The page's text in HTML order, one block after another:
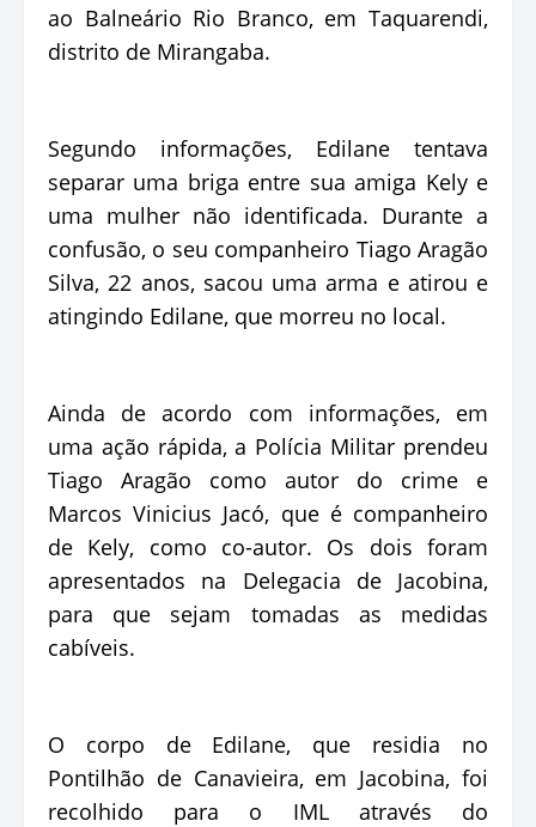
ao Balneário Rio Branco, em Taquarendi,
distrito de Mirangaba.
Segundo informações, Edilane tentava
separar uma briga entre sua amiga Kely e
uma mulher não identificada. Durante a
confusão, o seu companheiro Tiago Aragão
Silva, 22 anos, sacou uma arma e atirou e
atingindo Edilane, que morreu no local.
Ainda de acordo com informações, em
uma ação rápida, a Polícia Militar prendeu
Tiago Aragão como autor do crime e
Marcos Vinicius Jacó, que é companheiro
de Kely, como co-autor. Os dois foram
apresentados na Delegacia de Jacobina,
para que sejam tomadas as medidas
cabíveis.
O corpo de Edilane, que residia no
Pontilhão de Canavieira, em Jacobina, foi
recolhido para o IML através do